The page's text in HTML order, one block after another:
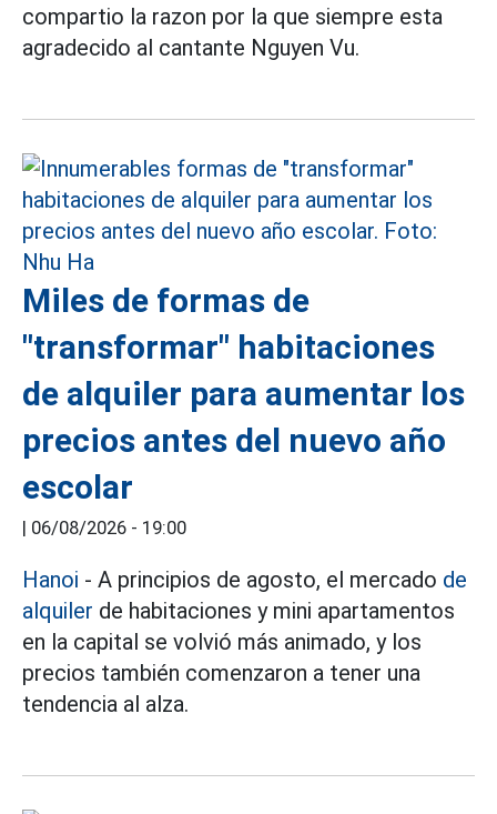
compartio la razon por la que siempre esta
agradecido al cantante Nguyen Vu.
Miles de formas de
"transformar" habitaciones
de alquiler para aumentar los
precios antes del nuevo año
escolar
| 06/08/2026 - 19:00
Hanoi - A principios de agosto, el mercado de
alquiler de habitaciones y mini apartamentos
en la capital se volvió más animado, y los
precios también comenzaron a tener una
tendencia al alza.